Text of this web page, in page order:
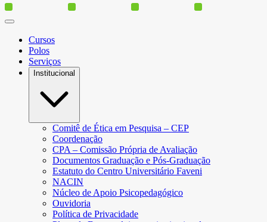
Cursos
Polos
Serviços
Institucional
Comitê de Ética em Pesquisa – CEP
Coordenação
CPA – Comissão Própria de Avaliação
Documentos Graduação e Pós-Graduação
Estatuto do Centro Universitário Faveni
NACIN
Núcleo de Apoio Psicopedagógico
Ouvidoria
Política de Privacidade